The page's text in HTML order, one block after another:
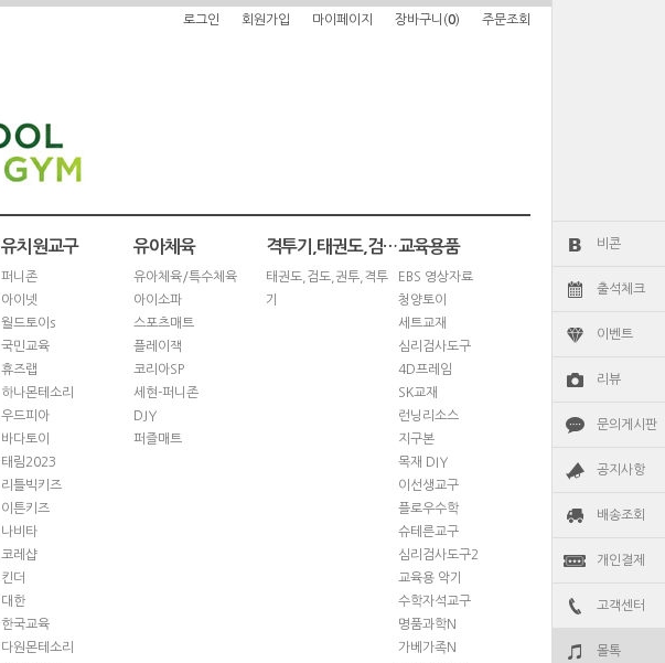
비콘
출석체크
이벤트
리뷰
문의게시판
공지사항
배송조회
개인결제
고객센터
몰톡
로그인 회원가입 마이페이지 장바구니(0) 주문조회
유치원교구
퍼니존
아이넷
월드토이s
국민교육
휴즈랩
하나몬테소리
우드피아
바다토이
태림2023
리틀빅키즈
이튼키즈
나비타
코레샵
킨더
대한
한국교육
다원몬테소리
유아체육
유아체육/특수체육
아이소파
스포츠매트
플레이잭
코리아SP
세현-퍼니존
DJY
퍼즐매트
격투기,태권도,검도,권투
태권도,검도,권투,격투
기
교육용품
EBS 영상자료
청양토이
세트교재
심리검사도구
4D프레임
SK교재
런닝리소스
지구본
목재 DIY
이선생교구
플로우수학
슈테른교구
심리검사도구2
교육용 악기
수학자석교구
명품과학N
가베가족N